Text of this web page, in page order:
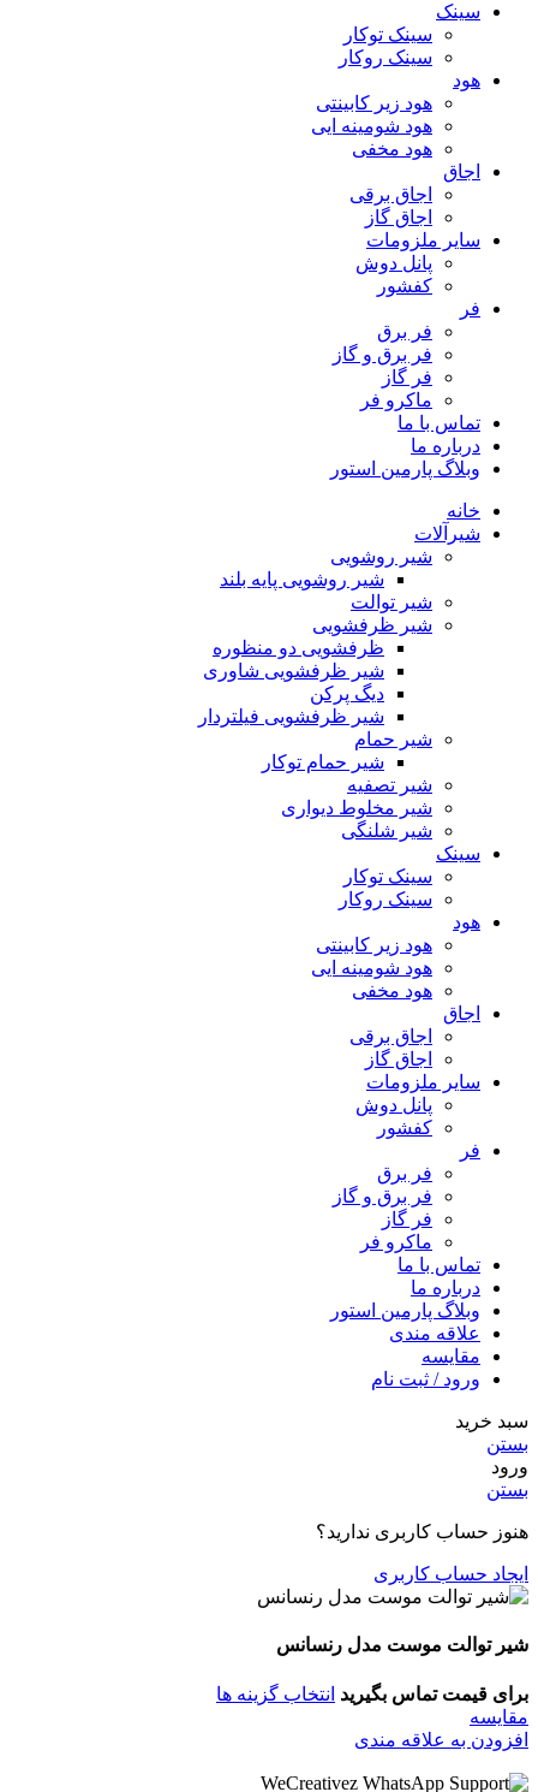
سینک
سینک توکار
سینک روکار
هود
هود زیر كابینتی
هود شومینه ایی
هود مخفى
اجاق
اجاق برقى
اجاق گاز
سایر ملزومات
پانل دوش
کفشور
فر
فر برق
فر برق و گاز
فر گاز
ماكرو فر
تماس با ما
درباره ما
وبلاگ پارمین استور
خانه
شیرآلات
شیر روشویی
شیر روشویی پایه بلند
شیر توالت
شیر ظرفشویی
ظرفشویی دو منظوره
شیر ظرفشویی شاوری
دیگ پرکن
شیر ظرفشویی فیلتردار
شیر حمام
شیر حمام توکار
شیر تصفیه
شیر مخلوط دیواری
شیر شلنگی
سینک
سینک توکار
سینک روکار
هود
هود زیر كابینتی
هود شومینه ایی
هود مخفى
اجاق
اجاق برقى
اجاق گاز
سایر ملزومات
پانل دوش
کفشور
فر
فر برق
فر برق و گاز
فر گاز
ماكرو فر
تماس با ما
درباره ما
وبلاگ پارمین استور
علاقه مندی
مقایسه
ورود / ثبت نام
سبد خرید
بستن
ورود
بستن
هنوز حساب کاربری ندارید؟
ایجاد حساب کاربری
شیر توالت موست مدل رنسانس
برای قیمت تماس بگیرید انتخاب گزینه ها
مقایسه
افزودن به علاقه مندی